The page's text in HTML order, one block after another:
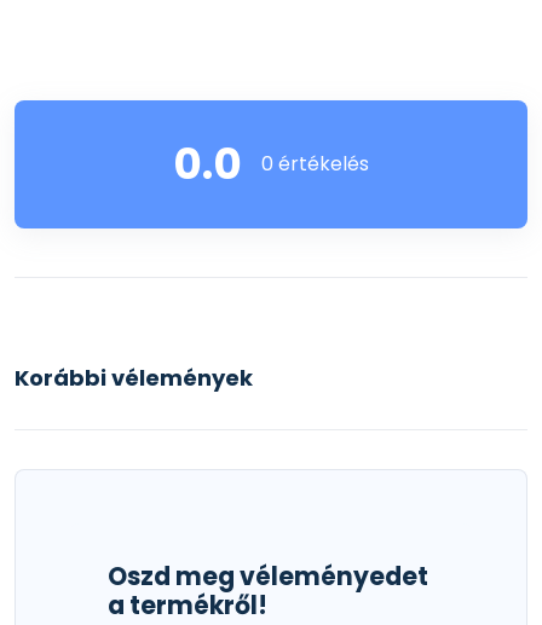
0.0 0 értékelés
Korábbi vélemények
Oszd meg véleményedet
a termékről!